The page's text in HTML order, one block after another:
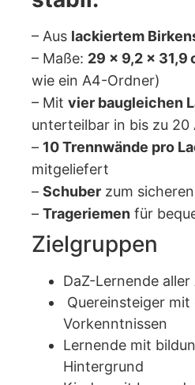
– Aus lackiertem
– Maße: 29 × 9,2 × 31,9
wie ein A4-Ordner)
– Mit vier baugleichen
unterteilbar in bis zu 20
– 10 Trennwände pro
mitgeliefert
– Schuber zum
– Trageriemen für
Zielgruppen
DaZ-Lernende
Quereinsteiger mit
Vorkenntnissen
Lernende mit
Hintergrund